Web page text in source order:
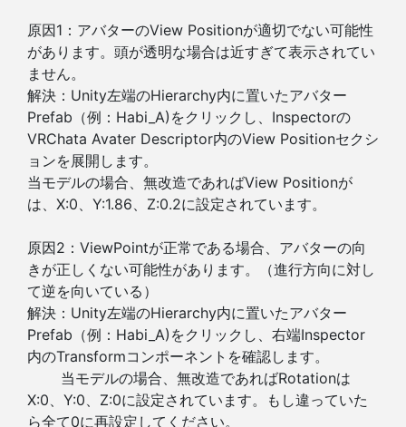
原因1：アバターのView Positionが適切でない可能性
があります。頭が透明な場合は近すぎて表示されてい
ません。
解決：Unity左端のHierarchy内に置いたアバター
Prefab（例：Habi_A)をクリックし、Inspectorの
VRChata Avater Descriptor内のView Positionセクシ
ョンを展開します。
当モデルの場合、無改造であればView Positionが
は、X:0、Y:1.86、Z:0.2に設定されています。
原因2：ViewPointが正常である場合、アバターの向
きが正しくない可能性があります。（進行方向に対し
て逆を向いている）
解決：Unity左端のHierarchy内に置いたアバター
Prefab（例：Habi_A)をクリックし、右端Inspector
内のTransformコンポーネントを確認します。
当モデルの場合、無改造であればRotationは
X:0、Y:0、Z:0に設定されています。もし違っていた
ら全て0に再設定してください。